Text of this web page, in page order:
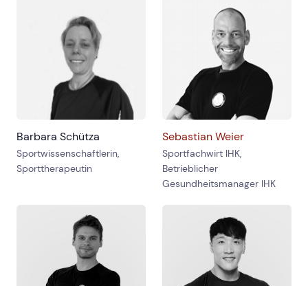
Barbara Schütza
Sportwissenschaftlerin,
Sporttherapeutin
Sebastian Weier
Sportfachwirt IHK,
Betrieblicher
Gesundheitsmanager IHK